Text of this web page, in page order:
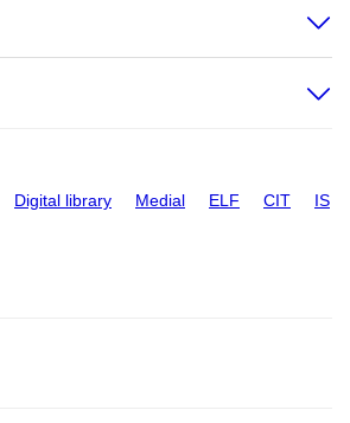
Digital library Medial ELF CIT IS